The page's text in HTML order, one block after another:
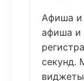
Афиша и
афиша и
секунд.